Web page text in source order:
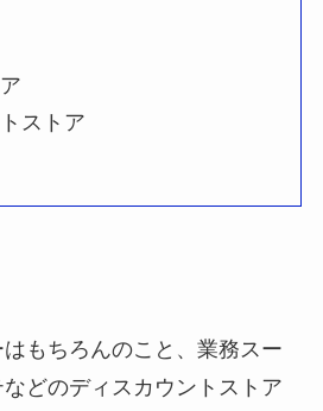
ストア
もちろんのこと、業務スー
どのディスカウントストア